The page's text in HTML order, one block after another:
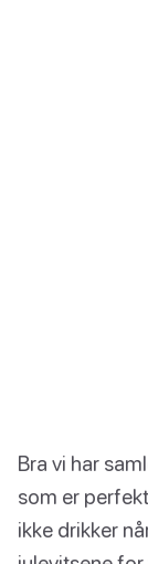
Bra vi har
som er
ikke drikker